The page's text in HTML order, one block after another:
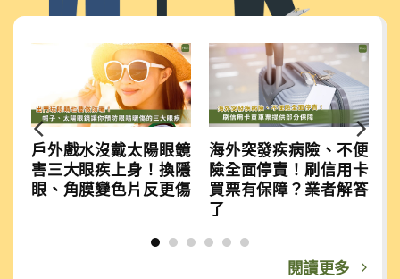
戶外戲水沒戴太陽眼鏡
害三大眼疾上身！換隱
眼、角膜變色片反更傷
海外突發疾病險、不便
險全面停賣！刷信用卡
買票有保障？業者解答
了
閱讀更多